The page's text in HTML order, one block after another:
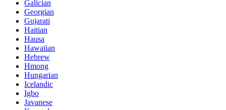
Galician
Georgian
Gujarati
Haitian
Hausa
Hawaiian
Hebrew
Hmong
Hungarian
Icelandic
Igbo
Javanese